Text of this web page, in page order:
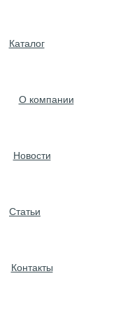
Каталог
О компании
Новости
Статьи
Контакты